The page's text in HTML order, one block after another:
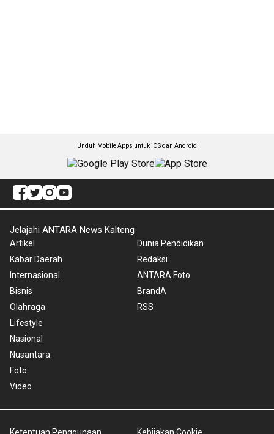
Unduh Mobile Apps untuk iOS dan Android
Jelajahi ANTARA News Kalteng
Artikel
Kabar Daerah
Internasional
Bisnis
Olahraga
Lifestyle
Nasional
Nusantara
Foto
Video
Dunia Pendidikan
Redaksi
ANTARA Foto
BrandA
RSS
Ketentuan Penggunaan Kebijakan Cookie